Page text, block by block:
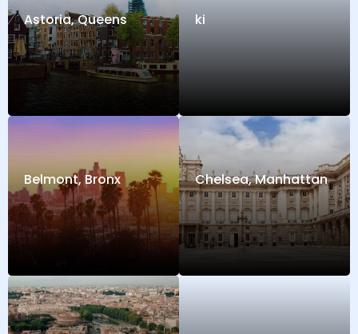
Astoria, Queens ki
Belmont, Bronx Chelsea, Manhattan